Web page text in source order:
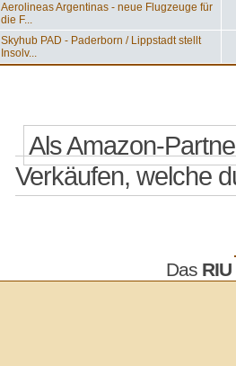
Aerolineas Argentinas - neue Flugzeuge für
die F...
Skyhub PAD - Paderborn / Lippstadt stellt
Insolv...
Das